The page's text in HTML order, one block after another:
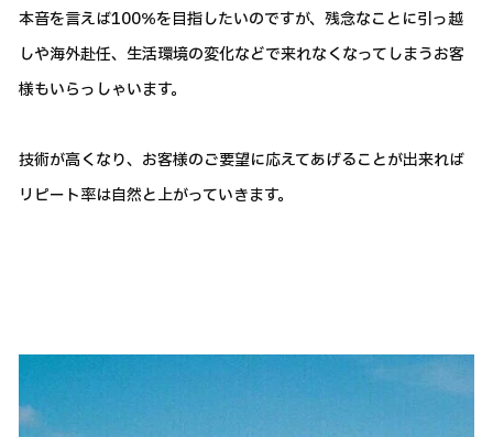
本音を言えば100％を目指したいのですが、残念なことに引っ越
しや海外赴任、生活環境の変化などで来れなくなってしまうお客
様もいらっしゃいます。
技術が高くなり、お客様のご要望に応えてあげることが出来れば
リピート率は自然と上がっていきます。